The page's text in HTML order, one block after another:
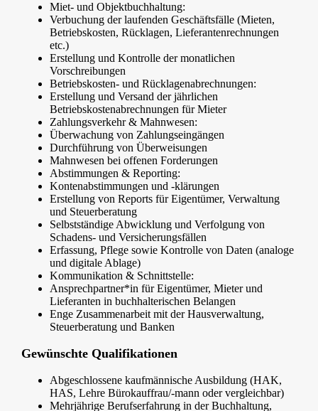
Miet- und Objektbuchhaltung:
Verbuchung der laufenden Geschäftsfälle (Mieten,
Betriebskosten, Rücklagen, Lieferantenrechnungen
etc.)
Erstellung und Kontrolle der monatlichen
Vorschreibungen
Betriebskosten- und Rücklagenabrechnungen:
Erstellung und Versand der jährlichen
Betriebskostenabrechnungen für Mieter
Zahlungsverkehr & Mahnwesen:
Überwachung von Zahlungseingängen
Durchführung von Überweisungen
Mahnwesen bei offenen Forderungen
Abstimmungen & Reporting:
Kontenabstimmungen und -klärungen
Erstellung von Reports für Eigentümer, Verwaltung
und Steuerberatung
Selbstständige Abwicklung und Verfolgung von
Schadens- und Versicherungsfällen
Erfassung, Pflege sowie Kontrolle von Daten (analoge
und digitale Ablage)
Kommunikation & Schnittstelle:
Ansprechpartner*in für Eigentümer, Mieter und
Lieferanten in buchhalterischen Belangen
Enge Zusammenarbeit mit der Hausverwaltung,
Steuerberatung und Banken
Gewünschte Qualifikationen
Abgeschlossene kaufmännische Ausbildung (HAK,
HAS, Lehre Bürokauffrau/-mann oder vergleichbar)
Mehrjährige Berufserfahrung in der Buchhaltung,